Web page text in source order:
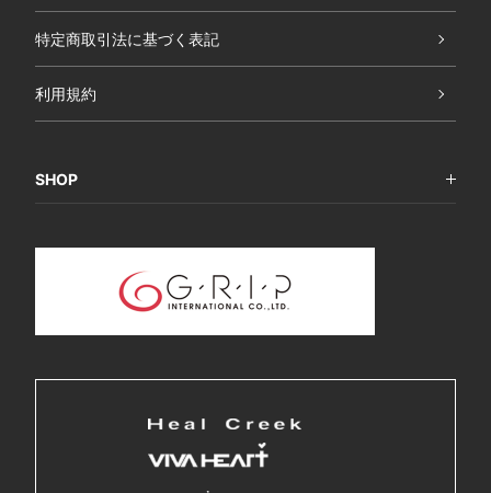
特定商取引法に基づく表記
利用規約
SHOP